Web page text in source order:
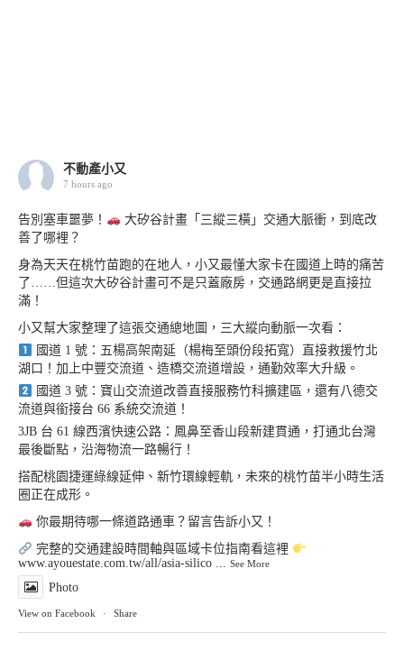
不動產小又
7 hours ago
告別塞車噩夢！
大矽谷計畫「三縱三橫」交通大脈衝，到底改
善了哪裡？
身為天天在桃竹苗跑的在地人，小又最懂大家卡在國道上時的痛苦
了……但這次大矽谷計畫可不是只蓋廠房，交通路網更是直接拉
滿！
小又幫大家整理了這張交通總地圖，三大縱向動脈一次看：
國道 1 號：五楊高架南延（楊梅至頭份段拓寬）直接救援竹北
湖口！加上中豐交流道、造橋交流道增設，通勤效率大升級。
國道 3 號：寶山交流道改善直接服務竹科擴建區，還有八德交
流道與銜接台 66 系統交流道！
3JB 台 61 線西濱快速公路：鳳鼻至香山段新建貫通，打通北台灣
最後斷點，沿海物流一路暢行！
搭配桃園捷運綠線延伸、新竹環線輕軌，未來的桃竹苗半小時生活
圈正在成形。
你最期待哪一條道路通車？留言告訴小又！
完整的交通建設時間軸與區域卡位指南看這裡
www.ayouestate.com.tw/all/asia-silico ... See More
Photo
View on Facebook · Share